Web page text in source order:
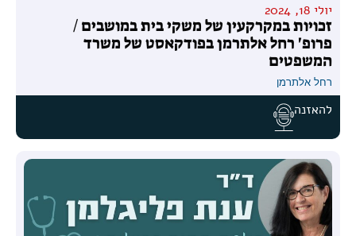
יולי 18, 2024
זכויות במקרקעין של משקי בית במושבים /
פרופ' רחל אלתרמן בפודקאסט של משרד
המשפטים
רחל אלתרמן
להאזנה